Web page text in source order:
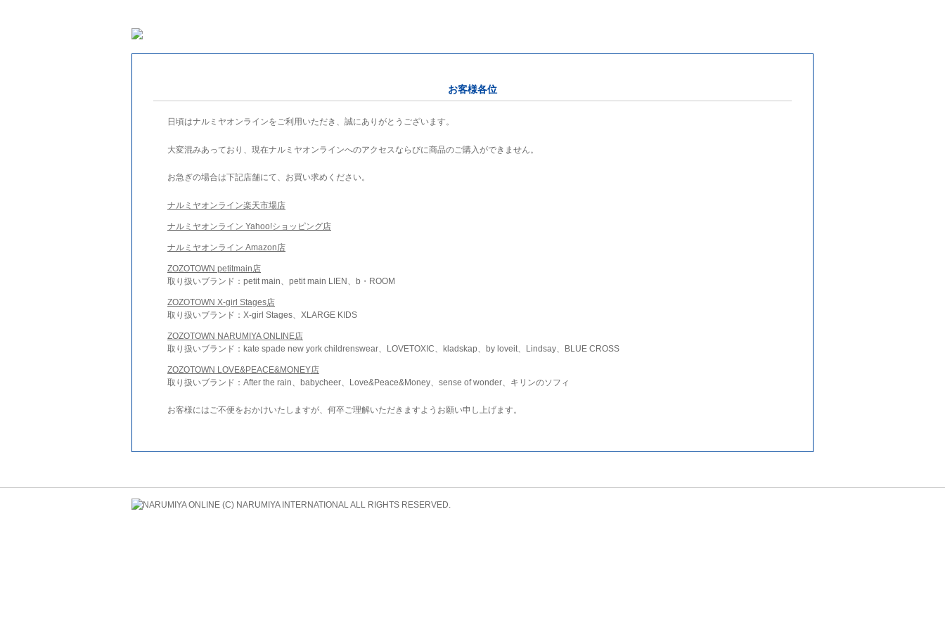
お客様各位
日頃はナルミヤオンラインをご利用いただき、誠にありがとうございます。
大変混みあっており、現在ナルミヤオンラインへのアクセスならびに商品のご購入ができません。
お急ぎの場合は下記店舗にて、お買い求めください。
ナルミヤオンライン楽天市場店
ナルミヤオンライン Yahoo!ショッピング店
ナルミヤオンライン Amazon店
ZOZOTOWN petitmain店
取り扱いブランド：petit main、petit main LIEN、b・ROOM
ZOZOTOWN X-girl Stages店
取り扱いブランド：X-girl Stages、XLARGE KIDS
ZOZOTOWN NARUMIYA ONLINE店
取り扱いブランド：kate spade new york childrenswear、LOVETOXIC、kladskap、by loveit、Lindsay、BLUE CROSS
ZOZOTOWN LOVE&PEACE&MONEY店
取り扱いブランド：After the rain、babycheer、Love&Peace&Money、sense of wonder、キリンのソフィ
お客様にはご不便をおかけいたしますが、何卒ご理解いただきますようお願い申し上げます。